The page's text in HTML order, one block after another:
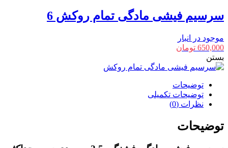
سرسیم فیشی مادگی تمام روکش 6
موجود در انبار
650,000 تومان
بستن
توضیحات
توضیحات تکمیلی
نظرات (0)
توضیحات